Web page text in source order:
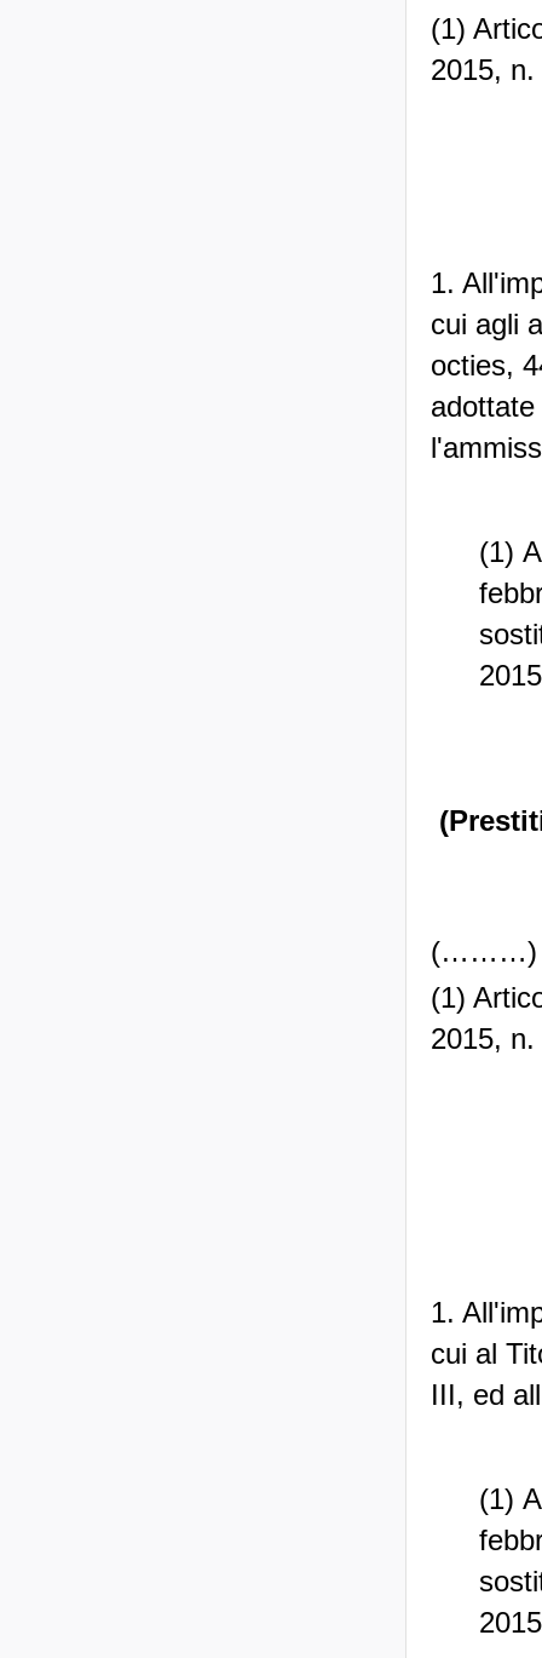
(1)
2015, n.
1.
cui agli
octies,
(1)
(………)
(1)
2015, n.
1.
cui al
III, ed
(1)